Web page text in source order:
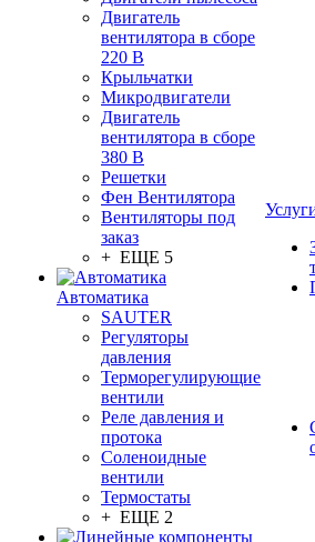
Двигатель
вентилятора в сборе
220 В
Крыльчатки
Микродвигатели
Двигатель
вентилятора в сборе
380 В
Решетки
Фен Вентилятора
Вентиляторы под
заказ
+ ЕЩЕ 5
Автоматика
SAUTER
Регуляторы
давления
Терморегулирующие
вентили
Реле давления и
протока
Соленоидные
вентили
Термостаты
+ ЕЩЕ 2